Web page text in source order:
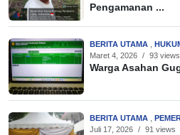
Pengamanan ...
BERITA UTAMA
Maret 4, 2026 / 93 views
Warga Asahan
BERITA UTAMA
Juli 17, 2026 / 91 views